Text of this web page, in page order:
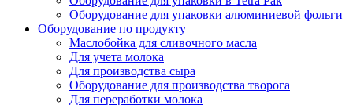
Оборудование для упаковки алюминиевой фольги
Оборудование по продукту
Маслобойка для сливочного масла
Для учета молока
Для производства сыра
Оборудование для производства творога
Для переработки молока